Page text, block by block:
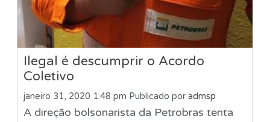
Ilegal é descumprir o Acordo
Coletivo
janeiro 31, 2020 1:48 pm Publicado por admsp
A direção bolsonarista da Petrobras tenta